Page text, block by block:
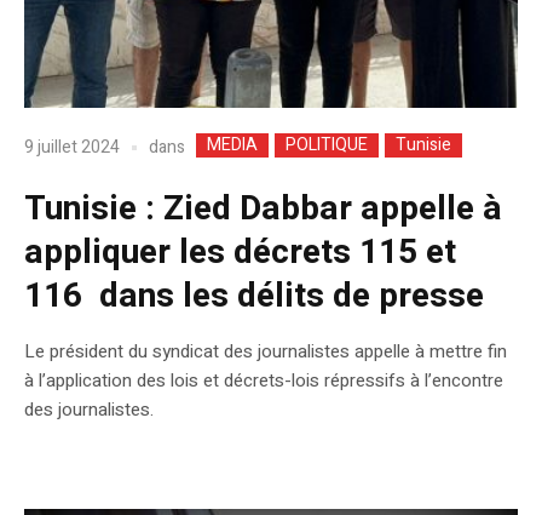
9 juillet 2024 dans MEDIA POLITIQUE Tunisie
Tunisie : Zied Dabbar appelle à
appliquer les décrets 115 et
116 dans les délits de presse
Le président du syndicat des journalistes appelle à mettre fin
à l’application des lois et décrets-lois répressifs à l’encontre
des journalistes.